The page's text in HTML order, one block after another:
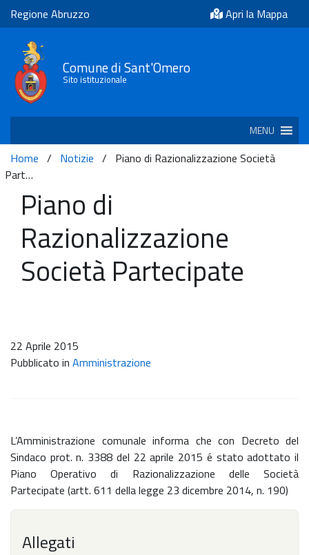
Regione Abruzzo Apri la Mappa
Comune di Sant'Omero
Sito istituzionale
MENU
Home / Notizie / Piano di Razionalizzazione Società
Part…
Piano di
Razionalizzazione
Società Partecipate
22 Aprile 2015
Pubblicato in Amministrazione
L’Amministrazione comunale informa che con Decreto del
Sindaco prot. n. 3388 del 22 aprile 2015 é stato adottato il
Piano Operativo di Razionalizzazione delle Società
Partecipate (artt. 611 della legge 23 dicembre 2014, n. 190)
Allegati